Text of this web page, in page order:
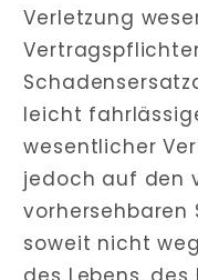
Verletzung
leicht
wesentlicher
jedoch auf den
vorhersehbaren
soweit nicht